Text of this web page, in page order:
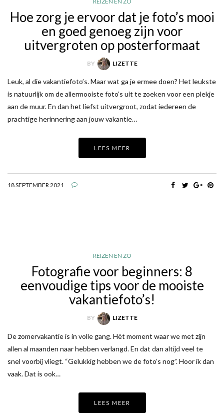
Hoe zorg je ervoor dat je foto’s mooi
en goed genoeg zijn voor
uitvergroten op posterformaat
BY LIZETTE
Leuk, al die vakantiefoto’s. Maar wat ga je ermee doen? Het leukste
is natuurlijk om de allermooiste foto’s uit te zoeken voor een plekje
aan de muur. En dan het liefst uitvergroot, zodat iedereen de
prachtige herinnering aan jouw vakantie…
LEES MEER
18 SEPTEMBER 2021
REIZEN EN ZO
Fotografie voor beginners: 8
eenvoudige tips voor de mooiste
vakantiefoto’s!
BY LIZETTE
De zomervakantie is in volle gang. Hèt moment waar we met zijn
allen al maanden naar hebben verlangd. En dat dan altijd veel te
snel voorbij vliegt. “Gelukkig hebben we de foto’s nog”. Hoor ik dan
vaak. Dat is ook…
LEES MEER